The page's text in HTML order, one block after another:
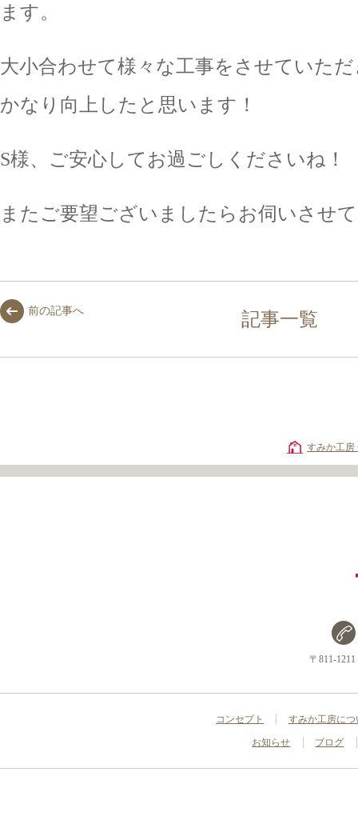
ます。
大小合わせて様々な工事をさせていた
かなり向上したと思います！
S様、ご安心してお過ごしくださいね！
またご要望ございましたらお伺いさせ
前の記事へ 記事一覧
すみか工房
〒811-
コンセプト すみか工房につ
お知らせ ブログ